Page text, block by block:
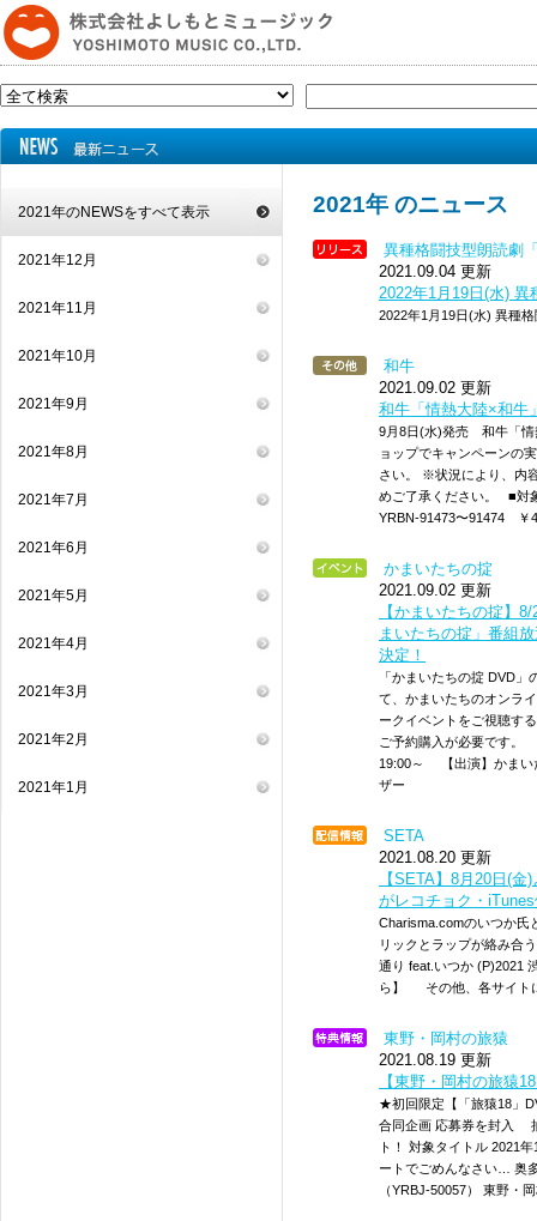
2021年のNEWSをすべて表示
2021年12月
2021年11月
2021年10月
2021年9月
2021年8月
2021年7月
2021年6月
2021年5月
2021年4月
2021年3月
2021年2月
2021年1月
2021年 のニュース
異種格闘技型朗読劇
2021.09.04 更新
2022年1月19日(水)
2022年1月19日(水) 異種
和牛
2021.09.02 更新
和牛「情熱大陸×和牛
9月8日(水)発売 和牛「情
ョップでキャンペーンの
さい。 ※状況により、内
めご了承ください。 ■対
YRBN-91473〜91474 ￥
かまいたちの掟
2021.09.02 更新
【かまいたちの掟】
まいたちの掟」番組
決定！
「かまいたちの掟 DVD
て、かまいたちのオンラ
ークイベントをご視聴す
ご予約購入が必要です。
19:00～ 【出演】かまい
ザー
SETA
2021.08.20 更新
【SETA】8月20日(
がレコチョク・
Charisma.comのいつか氏
リックとラップが絡み合
通り feat.いつか (P)2021
ら】 その他、各サイト
東野・岡村の旅猿
2021.08.19 更新
【東野・岡村の旅猿
★初回限定【「旅猿18」
合同企画 応募券を封入
ト！ 対象タイトル 2021
ートでごめんなさい… 奥
（YRBJ-50057） 東野・